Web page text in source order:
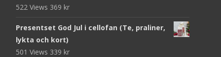
522 Views 369 kr
Presentset God Jul i cellofan (Te, praliner,
lykta och kort)
501 Views 339 kr